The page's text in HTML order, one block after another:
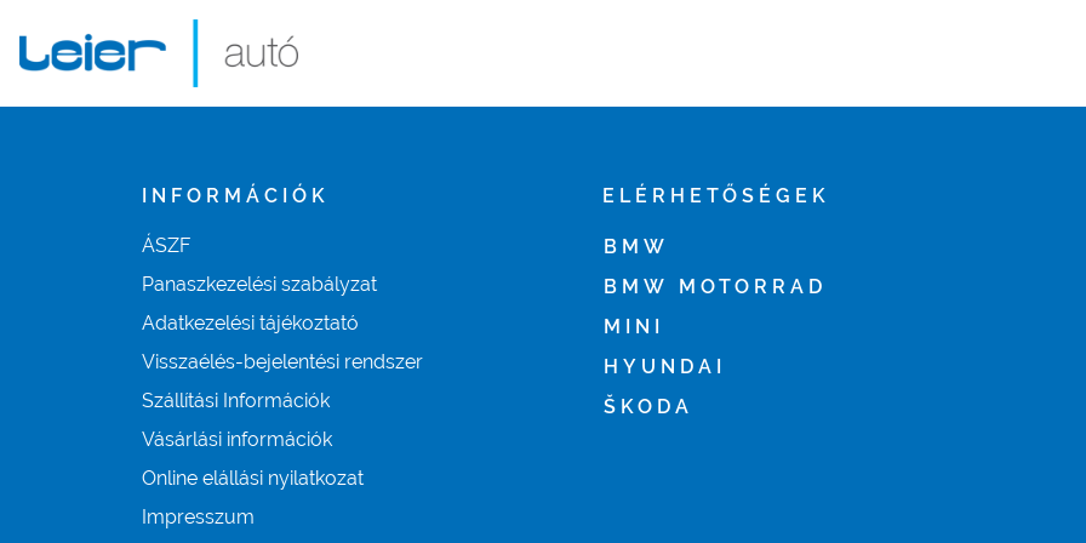
INFORMÁCIÓK
ÁSZF
Panaszkezelési szabályzat
Adatkezelési tájékoztató
Visszaélés-bejelentési rendszer
Szállítási Információk
Vásárlási információk
Online elállási nyilatkozat
Impresszum
ELÉRHETŐSÉGEK
BMW
BMW MOTORRAD
MINI
HYUNDAI
ŠKODA